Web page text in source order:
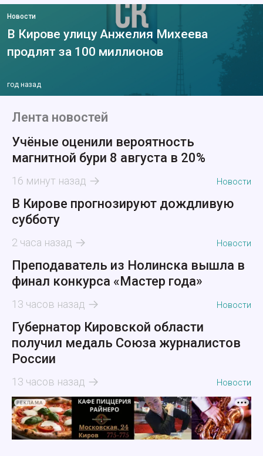
Новости
В Кирове улицу Анжелия Михеева
продлят за 100 миллионов
год назад
Лента новостей
Учёные оценили вероятность
магнитной бури 8 августа в 20%
16 минут назад Новости
В Кирове прогнозируют дождливую
субботу
2 часа назад Новости
Преподаватель из Нолинска вышла в
финал конкурса «Мастер года»
13 часов назад Новости
Губернатор Кировской области
получил медаль Союза журналистов
России
13 часов назад Новости
РЕКЛАМА